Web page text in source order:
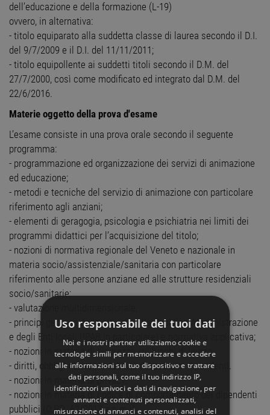
dell’educazione e della formazione (L-19)
ovvero, in alternativa:
- titolo equiparato alla suddetta classe di laurea secondo il D.I.
del 9/7/2009 e il D.I. del 11/11/2011;
- titolo equipollente ai suddetti titoli secondo il D.M. del
27/7/2000, così come modificato ed integrato dal D.M. del
22/6/2016.
Materie oggetto della prova d'esame
L’esame consiste in una prova orale secondo il seguente
programma:
- programmazione ed organizzazione dei servizi di animazione
ed educazione;
- metodi e tecniche del servizio di animazione con particolare
riferimento agli anziani;
- elementi di geragogia, psicologia e psichiatria nei limiti dei
programmi didattici per l’acquisizione del titolo;
- nozioni di normativa regionale del Veneto e nazionale in
materia socio/assistenziale/sanitaria con particolare
riferimento alle persone anziane ed alle strutture residenziali
socio/sanitarie;
- valutazione multidimensionale;
- principi generali della attività della Pubblica Amministrazione
e degli Enti locali (IPAB in particolare) e normativa applicativa;
- nozioni in materia di sicurezza sui luoghi di lavoro;
- diritti, obblighi e responsabilità dei pubblici dipendenti.
- nozioni in materia di privacy;
- nozioni in materia di codice di comportamento dei dipendenti
pubblici (D.P.R. 62/2013 e s.m.i).
Uso responsabile dei tuoi dati
Noi e i nostri partner utilizziamo cookie e
tecnologie simili per memorizzare e accedere
alle informazioni sul tuo dispositivo e trattare
dati personali, come il tuo indirizzo IP,
identificatori univoci e dati di navigazione, per
annunci e contenuti personalizzati,
misurazione di annunci e contenuti, analisi del